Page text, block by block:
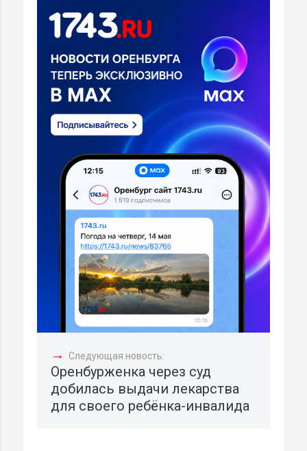
→ Следующая новость:
Оренбурженка через суд
добилась выдачи лекарства
для своего ребёнка-инвалида